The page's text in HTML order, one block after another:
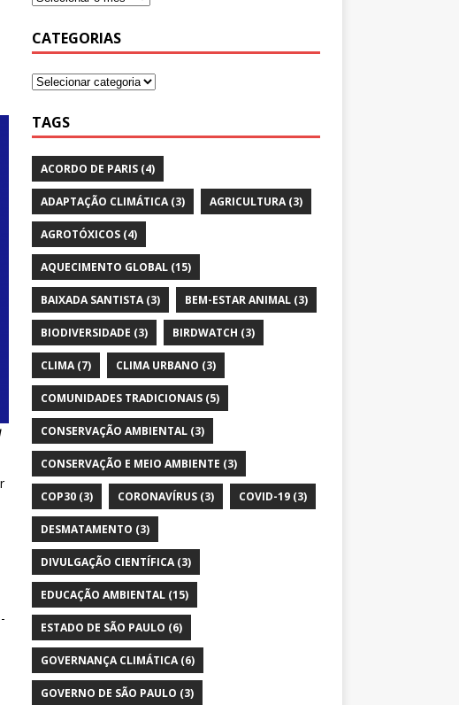
CATEGORIAS
TAGS
ACORDO DE PARIS(4)
ADAPTAÇÃO CLIMÁTICA(3) AGRICULTURA(3)
AGROTÓXICOS(4)
AQUECIMENTO GLOBAL(15)
BAIXADA SANTISTA(3) BEM-ESTAR ANIMAL(3)
BIODIVERSIDADE (3) BIRDWATCH (3)
CLIMA(7) CLIMA URBANO (3)
COMUNIDADES TRADICIONAIS(5)
CONSERVAÇÃO AMBIENTAL(3)
CONSERVAÇÃO E MEIO AMBIENTE (3)
COP30(3) CORONAVÍRUS(3) COVID-19(3)
DESMATAMENTO (3)
DIVULGAÇÃO CIENTÍFICA(3)
EDUCAÇÃO AMBIENTAL(15)
ESTADO DE SÃO PAULO (6)
GOVERNANÇA CLIMÁTICA(6)
GOVERNO DE SÃO PAULO (3)